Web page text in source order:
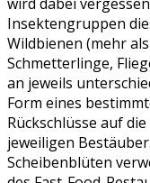
Insektengruppen
Wildbienen (mehr
Schmetterlinge,
an jeweils
Form eines
Rückschlüsse auf
jeweiligen
Scheibenblüten